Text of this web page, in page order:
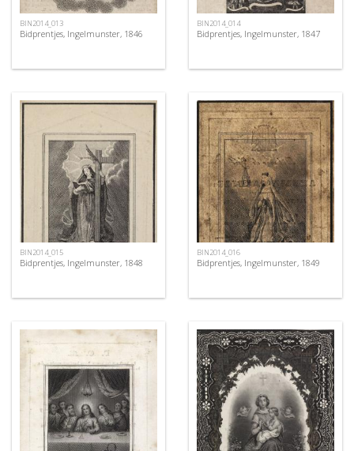
BIN2014_013
Bidprentjes, Ingelmunster, 1846
BIN2014_014
Bidprentjes, Ingelmunster, 1847
BIN2014_015
Bidprentjes, Ingelmunster, 1848
BIN2014_016
Bidprentjes, Ingelmunster, 1849